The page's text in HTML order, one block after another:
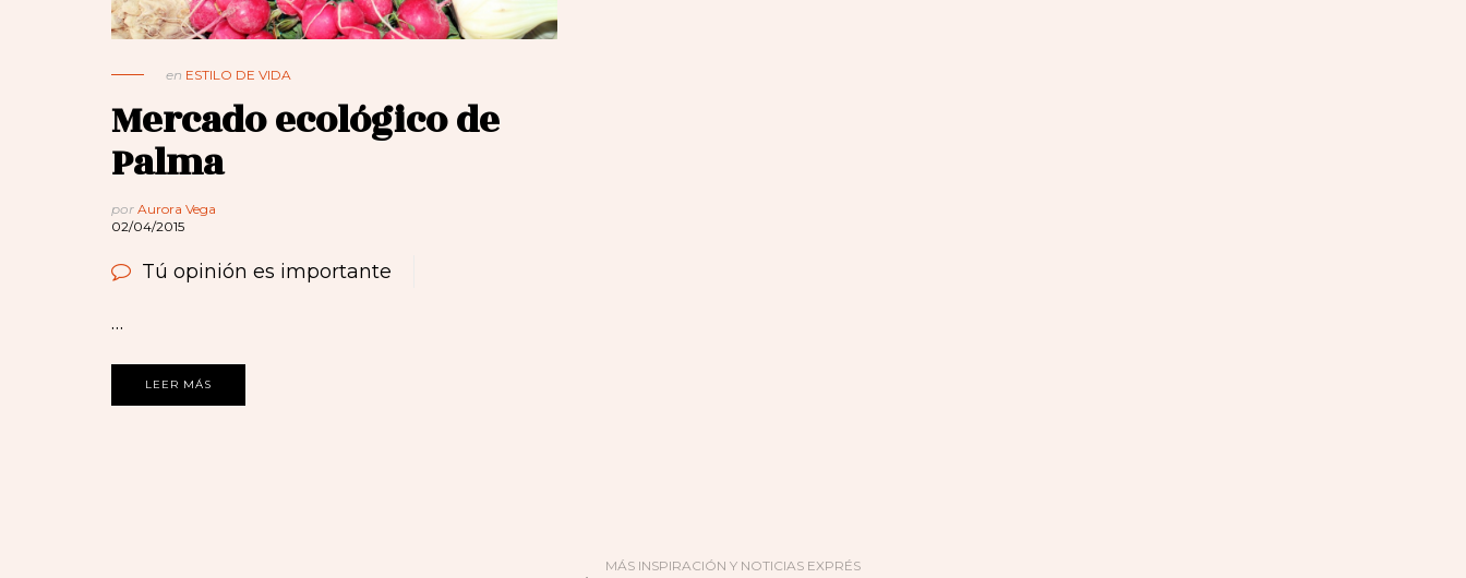
en ESTILO DE VIDA
Mercado ecológico de
Palma
por Aurora Vega
02/04/2015
Tú opinión es importante
…
LEER MÁS
MÁS INSPIRACIÓN Y NOTICIAS EXPRÉS